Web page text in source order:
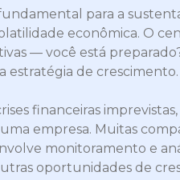
para a
econômica. O
— você está
estratégia de crescimento.
financeiras
empresa. Muitas
monitoramento e
oportunidades de